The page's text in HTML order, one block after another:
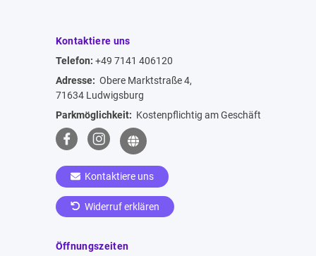
Kontaktiere uns
Telefon: +49 7141 406120
Adresse: Obere Marktstraße 4,
71634 Ludwigsburg
Parkmöglichkeit: Kostenpflichtig am Geschäft
Kontaktiere uns
Widerruf erklären
Öffnungszeiten